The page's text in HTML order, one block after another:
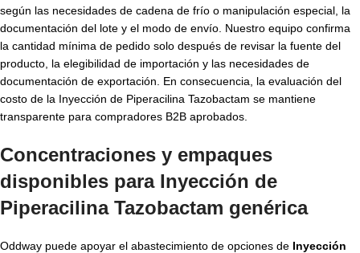
según las necesidades de cadena de frío o manipulación especial, la
documentación del lote y el modo de envío. Nuestro equipo confirma
la cantidad mínima de pedido solo después de revisar la fuente del
producto, la elegibilidad de importación y las necesidades de
documentación de exportación. En consecuencia, la evaluación del
costo de la Inyección de Piperacilina Tazobactam se mantiene
transparente para compradores B2B aprobados.
Concentraciones y empaques
disponibles para Inyección de
Piperacilina Tazobactam genérica
Oddway puede apoyar el abastecimiento de opciones de Inyección